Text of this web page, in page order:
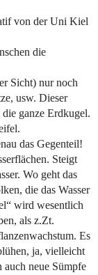
von der Uni Kiel
die
Sicht) nur noch
usw. Dieser
ganze Erdkugel.
das Gegenteil!
Steigt
Wo geht das
die das Wasser
wird wesentlich
als z.Zt.
Es
ja, vielleicht
auch neue Sümpfe